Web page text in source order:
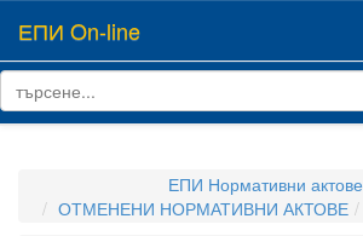
ЕПИ On-line
ЕПИ Нормативни актове
ОТМЕНЕНИ НОРМАТИВНИ АКТОВЕ